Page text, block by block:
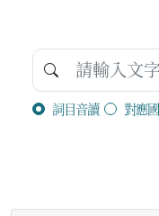
詞目音讀 對應